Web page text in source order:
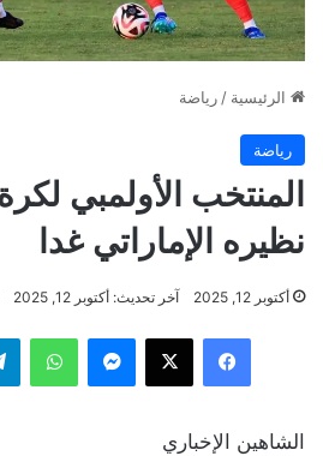
الرئيسية /رياضة
رياضة
المنتخب الأولمبي
نظيره الإماراتي غدا
أكتوبر 12, 2025 آخر تحديث: أكتوبر 12, 2025
فيسبوك ‫X ماسنجر
الشاهين الإخباري